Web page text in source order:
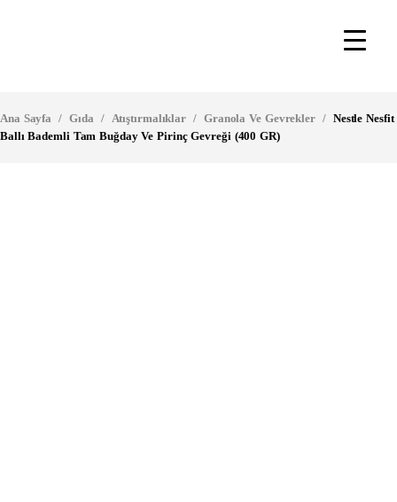
Ana Sayfa / Gıda / Atıştırmalıklar / Granola Ve Gevrekler / Nestle Nesfit
Ballı Bademli Tam Buğday Ve Pirinç Gevreği (400 GR)